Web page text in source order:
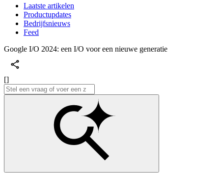
Laatste artikelen
Productupdates
Bedrijfsnieuws
Feed
Google I/O 2024: een I/O voor een nieuwe generatie
[]